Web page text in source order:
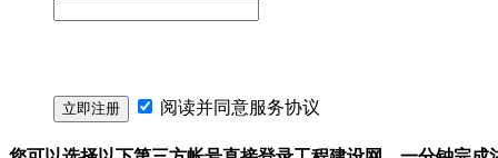
阅读并同意服务协议